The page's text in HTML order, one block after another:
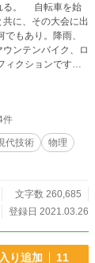
る。 自転車を始
に、その大会に出
もあり。降雨、
ンテンバイク、ロ
ません。また、実
よび各車両に対し
変
則り、安全に運転
件
代技術
物理
文字数 260,685
登録日 2021.03.26
り追加 11